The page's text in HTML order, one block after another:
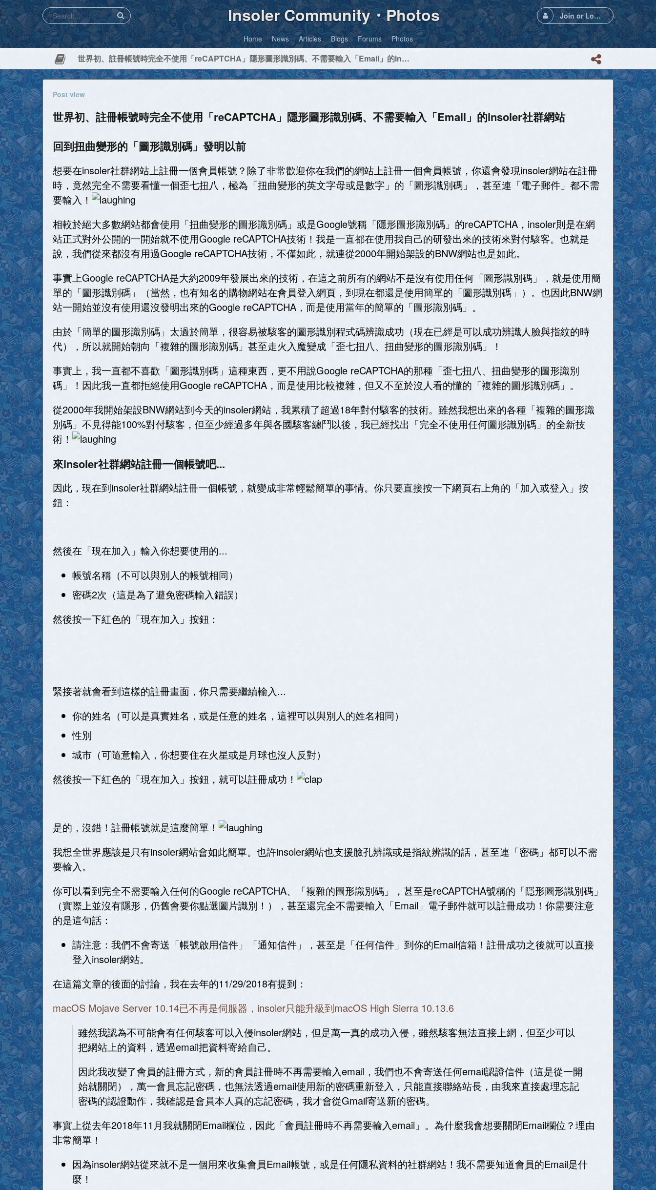
Insoler Community・Photos Join or Login
Home News Articles Blogs Forums Photos
世界初、註冊帳號時完全不使用「reCAPTCHA」隱形圖形識別碼、不需要輸入「Email」的insoler社群網站
Post view
世界初、註冊帳號時完全不使用「reCAPTCHA」隱形圖形識別碼、不需要輸入「Email」的insoler社群網站
回到扭曲變形的「圖形識別碼」發明以前
想要在insoler社群網站上註冊一個會員帳號？除了非常歡迎你在我們的網站上註冊一個會員帳號，你還會發現insoler網站在註冊
時，竟然完全不需要看懂一個歪七扭八，極為「扭曲變形的英文字母或是數字」的「圖形識別碼」，甚至連「電子郵件」都不需
要輸入！
相較於絕大多數網站都會使用「扭曲變形的圖形識別碼」或是Google號稱「隱形圖形識別碼」的reCAPTCHA，insoler則是在網
站正式對外公開的一開始就不使用Google reCAPTCHA技術！我是一直都在使用我自己的研發出來的技術來對付駭客。也就是
說，我們從來都沒有用過Google reCAPTCHA技術，不僅如此，就連從2000年開始架設的BNW網站也是如此。
事實上Google reCAPTCHA是大約2009年發展出來的技術，在這之前所有的網站不是沒有使用任何「圖形識別碼」，就是使用簡
單的「圖形識別碼」（當然，也有知名的購物網站在會員登入網頁，到現在都還是使用簡單的「圖形識別碼」）。也因此BNW網
站一開始並沒有使用還沒發明出來的Google reCAPTCHA，而是使用當年的簡單的「圖形識別碼」。
由於「簡單的圖形識別碼」太過於簡單，很容易被駭客的圖形識別程式碼辨識成功（現在已經是可以成功辨識人臉與指紋的時
代），所以就開始朝向「複雜的圖形識別碼」甚至走火入魔變成「歪七扭八、扭曲變形的圖形識別碼」！
事實上，我一直都不喜歡「圖形識別碼」這種東西，更不用說Google reCAPTCHA的那種「歪七扭八、扭曲變形的圖形識別
碼」！因此我一直都拒絕使用Google reCAPTCHA，而是使用比較複雜，但又不至於沒人看的懂的「複雜的圖形識別碼」。
從2000年我開始架設BNW網站到今天的insoler網站，我累積了超過18年對付駭客的技術。雖然我想出來的各種「複雜的圖形識
別碼」不見得能100%對付駭客，但至少經過多年與各國駭客纏鬥以後，我已經找出「完全不使用任何圖形識別碼」的全新技
術！
來insoler社群網站註冊一個帳號吧...
因此，現在到insoler社群網站註冊一個帳號，就變成非常輕鬆簡單的事情。你只要直接按一下網頁右上角的「加入或登入」按
鈕：
然後在「現在加入」輸入你想要使用的...
帳號名稱（不可以與別人的帳號相同）
密碼2次（這是為了避免密碼輸入錯誤）
然後按一下紅色的「現在加入」按鈕：
緊接著就會看到這樣的註冊畫面，你只需要繼續輸入...
你的姓名（可以是真實姓名，或是任意的姓名，這裡可以與別人的姓名相同）
性別
城市（可隨意輸入，你想要住在火星或是月球也沒人反對）
然後按一下紅色的「現在加入」按鈕，就可以註冊成功！
是的，沒錯！註冊帳號就是這麼簡單！
我想全世界應該是只有insoler網站會如此簡單。也許insoler網站也支援臉孔辨識或是指紋辨識的話，甚至連「密碼」都可以不需
要輸入。
你可以看到完全不需要輸入任何的Google reCAPTCHA、「複雜的圖形識別碼」，甚至是reCAPTCHA號稱的「隱形圖形識別碼」
（實際上並沒有隱形，仍舊會要你點選圖片識別！），甚至還完全不需要輸入「Email」電子郵件就可以註冊成功！你需要注意
的是這句話：
請注意：我們不會寄送「帳號啟用信件」「通知信件」，甚至是「任何信件」到你的Email信箱！註冊成功之後就可以直接
登入insoler網站。
在這篇文章的後面的討論，我在去年的11/29/2018有提到：
macOS Mojave Server 10.14已不再是伺服器，insoler只能升級到macOS High Sierra 10.13.6
雖然我認為不可能會有任何駭客可以入侵insoler網站，但是萬一真的成功入侵，雖然駭客無法直接上網，但至少可以
把網站上的資料，透過email把資料寄給自己。
因此我改變了會員的註冊方式，新的會員註冊時不再需要輸入email，我們也不會寄送任何email認證信件（這是從一開
始就關閉），萬一會員忘記密碼，也無法透過email使用新的密碼重新登入，只能直接聯絡站長，由我來直接處理忘記
密碼的認證動作，我確認是會員本人真的忘記密碼，我才會從Gmail寄送新的密碼。
事實上從去年2018年11月我就關閉Email欄位，因此「會員註冊時不再需要輸入email」。為什麼我會想要關閉Email欄位？理由
非常簡單！
因為insoler網站從來就不是一個用來收集會員Email帳號，或是任何隱私資料的社群網站！我不需要知道會員的Email是什
麼！